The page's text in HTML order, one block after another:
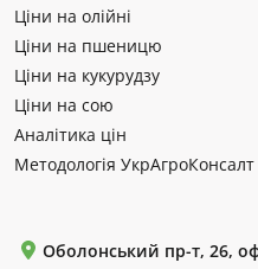
Ціни на олійні
Ціни на пшеницю
Ціни на кукурудзу
Ціни на сою
Аналітика цін
Методологія УкрАгроКонсалт
Оболонський пр-т, 26,